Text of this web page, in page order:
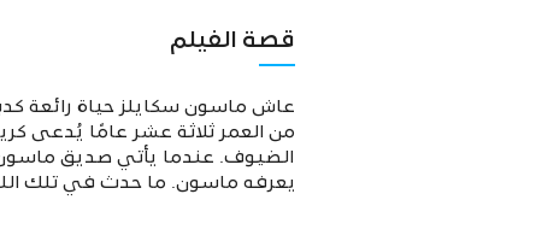
قصة الفيلم
عاش ماسون سكايلز حياة رائعة
الضيوف. عندما يأتي صديق ماسون
يعرفه ماسون. ما حدث في تلك